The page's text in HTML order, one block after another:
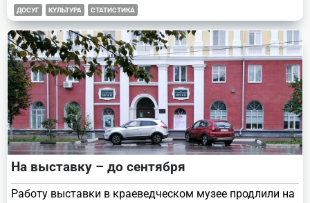
ДОСУГ КУЛЬТУРА СТАТИСТИКА
На выставку – до сентября
Работу выставки в краеведческом музее продлили на